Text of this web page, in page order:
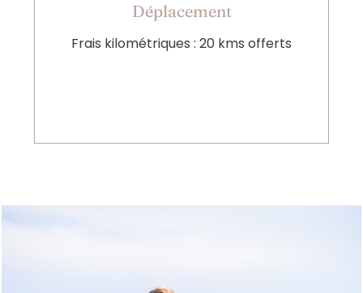
Déplacement
Frais kilométriques : 20 kms offerts